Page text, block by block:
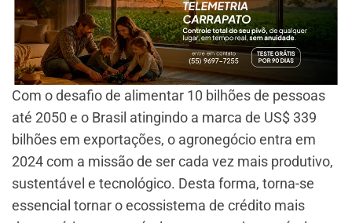
Com o desafio de alimentar 10 bilhões de pessoas
até 2050 e o Brasil atingindo a marca de US$ 339
bilhões em exportações, o agronegócio entra em
2024 com a missão de ser cada vez mais produtivo,
sustentável e tecnológico. Desta forma, torna-se
essencial tornar o ecossistema de crédito mais